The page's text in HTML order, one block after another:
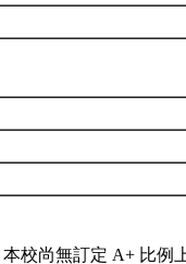
本校尚無訂定 A+ 比例